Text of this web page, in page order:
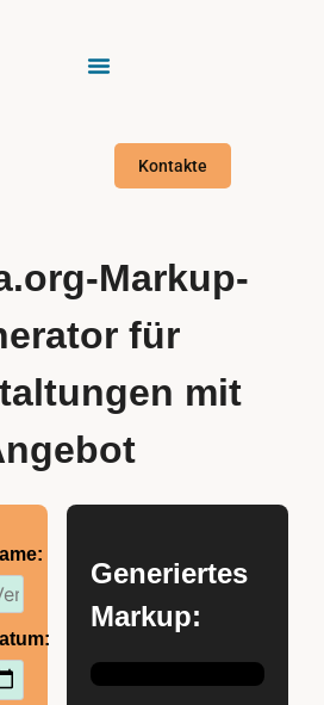
Kontakte
Markup-
für
mit
Generiertes
Markup: